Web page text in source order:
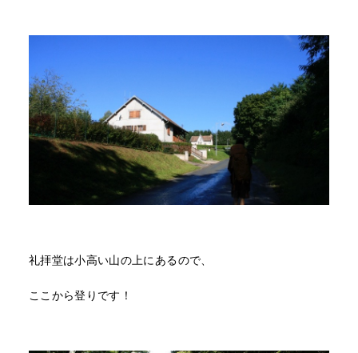
礼拝堂は小高い山の上にあるので、
ここから登りです！